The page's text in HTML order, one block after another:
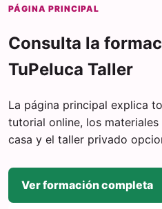
PÁGINA PRINCIPAL
Consulta la
TuPeluca Taller
La página principal explica
tutorial online, los
casa y el taller privado
Ver formación completa